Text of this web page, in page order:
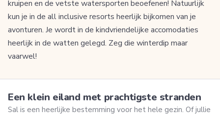
kruipen en de vetste watersporten beoefenen! Natuurlijk
kun je in de all inclusive resorts heerlijk bijkomen van je
avonturen. Je wordt in de kindvriendelijke accomodaties
heerlijk in de watten gelegd. Zeg die winterdip maar
vaarwel!
Een klein eiland met prachtigste stranden
Sal is een heerlijke bestemming voor het hele gezin. Of jullie